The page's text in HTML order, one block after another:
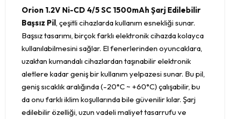
Orion 1.2V Ni-CD 4/5 SC 1500mAh Şarj Edilebilir
Başsız Pil, çeşitli cihazlarda kullanım esnekliği sunar.
Başsız tasarımı, birçok farklı elektronik cihazda kolayca
kullanılabilmesini sağlar. El fenerlerinden oyuncaklara,
uzaktan kumandalı cihazlardan taşınabilir elektronik
aletlere kadar geniş bir kullanım yelpazesi sunar. Bu pil,
geniş sıcaklık aralığında (-20°C ~ +60°C) çalışabilir, bu
da onu farklı iklim koşullarında bile güvenilir kılar. Şarj
edilebilir özelliği, uzun vadeli maliyet tasarrufu ve